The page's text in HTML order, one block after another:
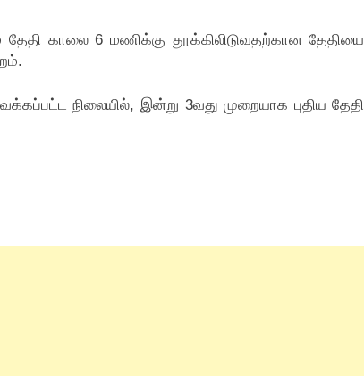
காலை 6 மணிக்கு தூக்கிலிடுவதற்கான தேதியை
நிலையில், இன்று 3வது முறையாக புதிய தேதி